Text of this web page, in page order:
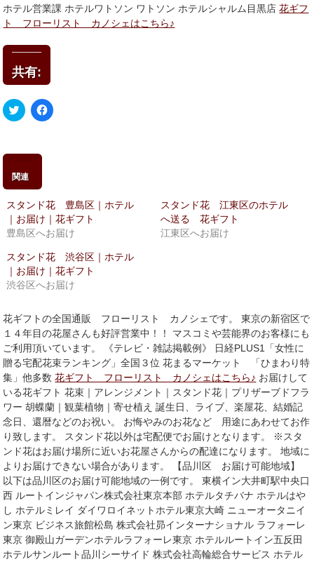
ホテル営業課 ホテルワトソン ワトソン ホテルシャルム目黒店花ギフ
ト フローリスト カノシェはこちら♪
共有:
ク
リ
て
で
共
有
(新
し
い
ウ
ィ
ド
ウ
で
開
き
Facebook
で
ッ
ク
し
て
く
さ
い
(新
し
い
ン
ド
ウ
で
開
き
ま
す)
関連
スタンド花 豊島区｜ホテル
｜お届け｜花ギフト
豊島区へお届け
スタンド花 江東区のホテル
へ送る 花ギフト
江東区へお届け
スタンド花 渋谷区｜ホテル
｜お届け｜花ギフト
渋谷区へお届け
花ギフトの全国通販 フローリスト カノシェです。 東京の新宿区で
１４年目の花屋さんも好評営業中！！ マスコミや芸能界のお客様にも
ご利用頂いています。 《テレビ・雑誌掲載例》 日経PLUS1「女性に
贈る宅配花束ランキング」全国３位 花まるマーケット 「ひまわり特
集」他多数花ギフト フローリスト カノシェはこちら♪ お届けして
いる花ギフト 花束｜アレンジメント｜スタンド花｜プリザーブドフラ
ワー 胡蝶蘭｜観葉植物｜寄せ植え 誕生日、ライブ、楽屋花、結婚記
念日、還暦などのお祝い。 お悔やみのお花など 用途にあわせてお作
り致します。 スタンド花以外は宅配便でお届けとなります。 ※スタ
ンド花はお届け場所に近いお花屋さんからの配達になります。 地域に
よりお届けできない場合があります。 【品川区 お届け可能地域】
以下は品川区のお届け可能地域の一例です。 東横イン大井町駅中央口
西 ルートインジャパン株式会社東京本部 ホテルタチバナ ホテルはや
し ホテルミレイ ダイワロイネットホテル東京大崎 ニューオータニイ
ン東京 ビジネス旅館松島 株式会社昴インターナショナル ラフォーレ
東京 御殿山ガーデンホテルラフォーレ東京 ホテルルートイン五反田
ホテルサンルート品川シーサイド 株式会社高輪総合サービス ホテル